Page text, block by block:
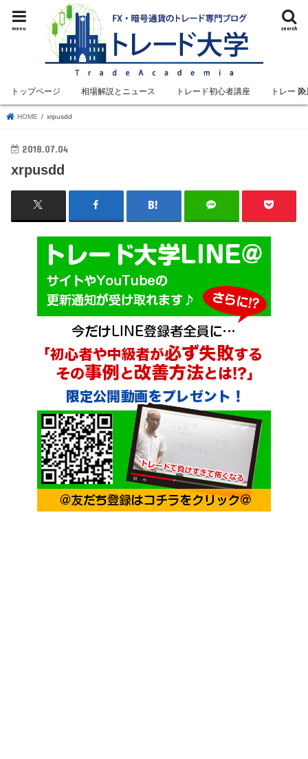
search
menu
トップページ 相場解説とニュース トレード初心者講座 トレード
HOME xrpusdd
2018.07.04
xrpusdd